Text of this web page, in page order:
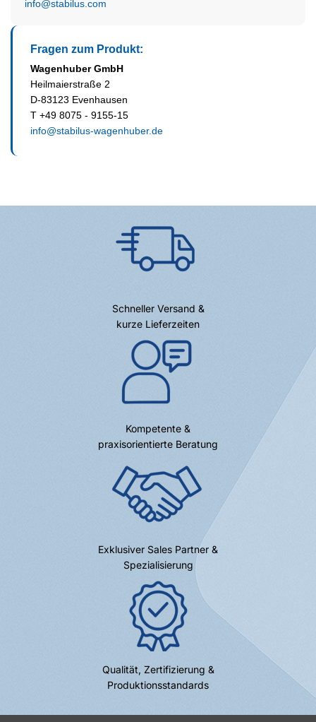
info@stabilus.com
Fragen zum Produkt:
Wagenhuber GmbH
Heilmaierstraße 2
D-83123 Evenhausen
T +49 8075 - 9155-15
info@stabilus-wagenhuber.de
Schneller Versand &
kurze Lieferzeiten
Kompetente &
praxisorientierte Beratung
Exklusiver Sales Partner &
Spezialisierung
Qualität, Zertifizierung &
Produktionsstandards